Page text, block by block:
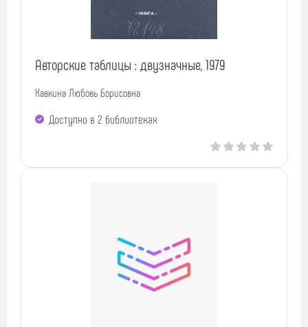
Авторские таблицы : двузначные, 1979
Хавкина Любовь Борисовна
Доступно в 2 библиотеках